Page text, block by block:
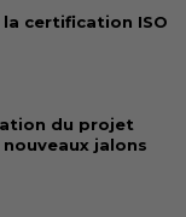
la certification ISO
du projet
jalons